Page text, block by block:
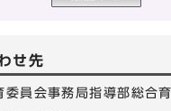
せ先
委員会事務局指導部総合